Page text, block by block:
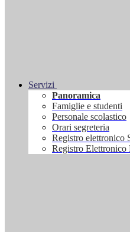
Servizi
Panoramica
Famiglie e studenti
Personale scolastico
Orari segreteria
Registro elettronico
Registro Elettronico